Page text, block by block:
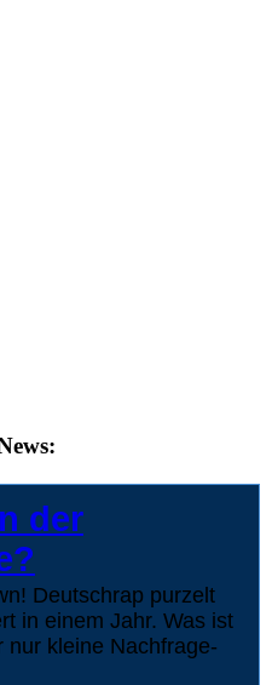
der
Deutschrap purzelt
in einem Jahr. Was ist
nur kleine Nachfrage-